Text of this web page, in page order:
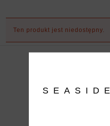
Ten produkt jest niedostępny.